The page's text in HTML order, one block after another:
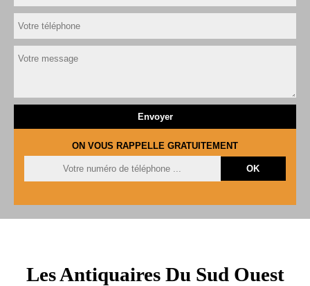
ON VOUS RAPPELLE GRATUITEMENT
Les Antiquaires Du Sud Ouest